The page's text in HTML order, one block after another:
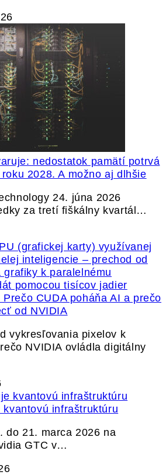
nedostatok pamätí potrvá
2028. A možno aj dlhšie
24. júna 2026
za tretí fiškálny kvartál…
Prečo CUDA poháňa AI a prečo
od NVIDIA
vykresľovania pixelov k
NVIDIA ovládla digitálny
kvantovú infraštruktúru
do 21. marca 2026 na
GTC v…